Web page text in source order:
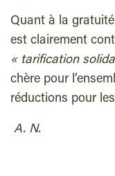
Quant à la
est clairement
« tarification
chère pour
réductions pour
A. N.